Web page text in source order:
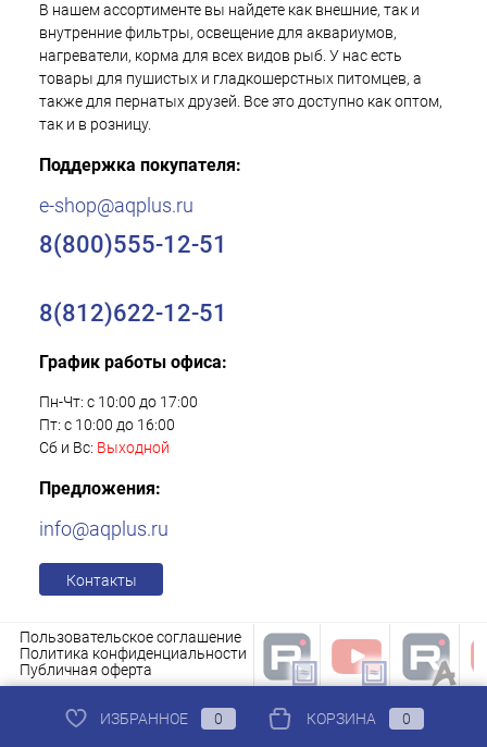
В нашем ассортименте вы найдете как внешние, так и
внутренние фильтры, освещение для аквариумов,
нагреватели, корма для всех видов рыб. У нас есть
товары для пушистых и гладкошерстных питомцев, а
также для пернатых друзей. Все это доступно как оптом,
так и в розницу.
Поддержка покупателя:
e-shop@aqplus.ru
8(800)555-12-51
8(812)622-12-51
График работы офиса:
Пн-Чт: с 10:00 до 17:00
Пт: с 10:00 до 16:00
Сб и Вс: Выходной
Предложения:
info@aqplus.ru
Контакты
Пользовательское соглашение
Политика конфиденциальности
Публичная оферта
ИЗБРАННОЕ 0 КОРЗИНА 0